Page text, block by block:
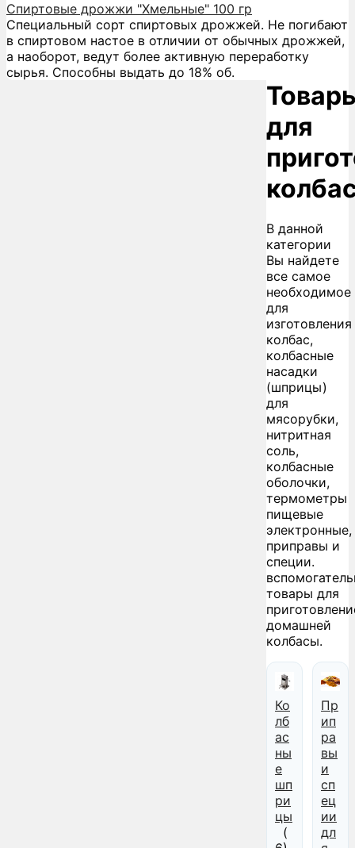
Спиртовые дрожжи "Хмельные" 100 гр
Специальный сорт спиртовых дрожжей. Не погибают
в спиртовом настое в отличии от обычных дрожжей,
а наоборот, ведут более активную переработку
сырья. Способны выдать до 18% об.
для
В данной
категории
Вы найдете
все самое
необходимое
для
изготовления
колбас,
колбасные
насадки
(шприцы)
для
мясорубки,
нитритная
соль,
колбасные
оболочки,
термометры
пищевые
электронные,
приправы и
специи.
товары для
домашней
колбасы.
Ко
лб
ас
ны
е
шп
ри
цы
(
Пр
ип
ра
вы
и
сп
ец
ии
дл